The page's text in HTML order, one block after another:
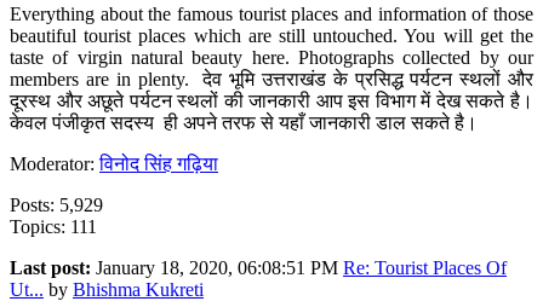
Everything about the famous tourist places and information of those
beautiful tourist places which are still untouched. You will get the
taste of virgin natural beauty here. Photographs collected by our
members are in plenty. देव भूमि उत्तराखंड के प्रसिद्ध पर्यटन स्थलों और
दूरस्थ और अछूते पर्यटन स्थलों की जानकारी आप इस विभाग में देख सकते है।
केवल पंजीकृत सदस्य ही अपने तरफ से यहाँ जानकारी डाल सकते है।
Moderator:विनोद सिंह गढ़िया
Posts: 5,929
Topics: 111
Last post: January 18, 2020, 06:08:51 PM Re: Tourist Places Of
Ut... by Bhishma Kukreti